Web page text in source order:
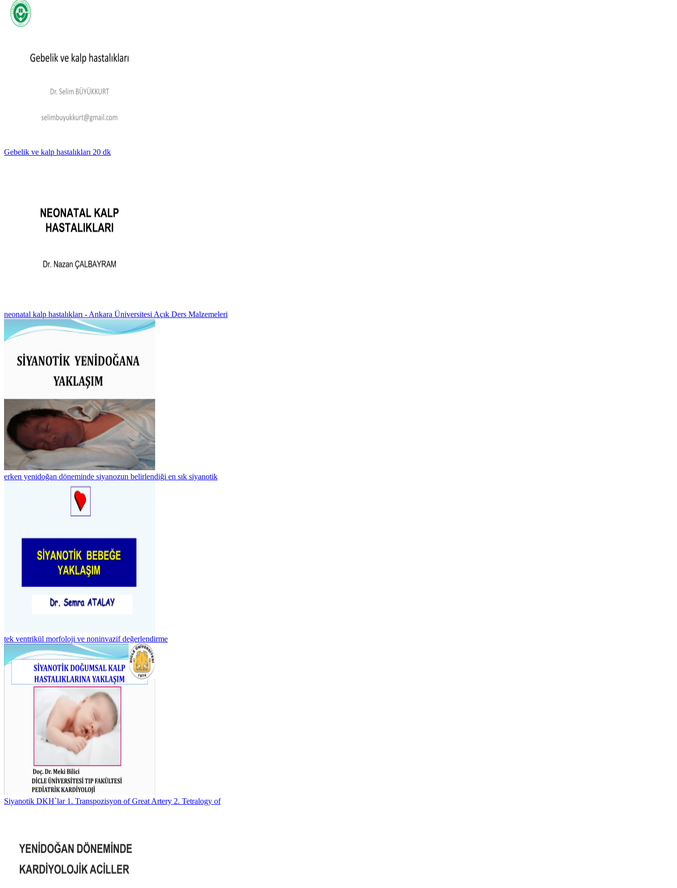
Gebelik ve kalp hastalıkları 20 dk
neonatal kalp hastalıkları - Ankara Üniversitesi Açık Ders Malzemeleri
erken yenidoğan döneminde siyanozun belirlendiği en sık siyanotik
tek ventrikül morfoloji ve noninvazif değerlendirme
Siyanotik DKH`lar 1. Transpozisyon of Great Artery 2. Tetralogy of